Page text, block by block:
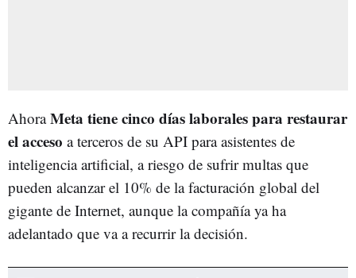
AhoraMeta tiene cinco días laborales para restaurar
el acceso a terceros de su API para asistentes de
inteligencia artificial, a riesgo de sufrir multas que
pueden alcanzar el 10% de la facturación global del
gigante de Internet, aunque la compañía ya ha
adelantado que va a recurrir la decisión.